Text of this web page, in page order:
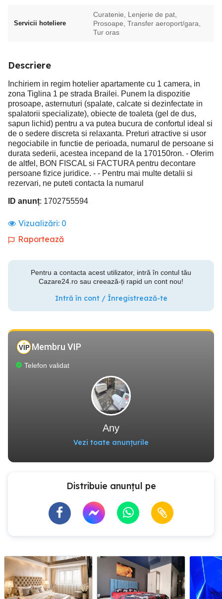
Servicii hoteliere
Curatenie, Lenjerie de pat,
Prosoape, Transfer aeroport/gara,
Tur oras
Descriere
Inchiriem in regim hotelier apartamente cu 1 camera, in
zona Tiglina 1 pe strada Brailei. Punem la dispozitie
prosoape, asternuturi (spalate, calcate si dezinfectate in
spalatorii specializate), obiecte de toaleta (gel de dus,
sapun lichid) pentru a va putea bucura de confortul ideal si
de o sedere discreta si relaxanta. Preturi atractive si usor
negociabile in functie de perioada, numarul de persoane si
durata sederii, acestea incepand de la 170150ron. - Oferim
de altfel, BON FISCAL si FACTURA pentru decontare
persoane fizice juridice. - - Pentru mai multe detalii si
rezervari, ne puteti contacta la numarul
ID anunț: 1702755594
Vizualizări: 0
Raportează
Pentru a contacta acest utilizator, intră în contul tău
Cazare24.ro sau creează-ți rapid un cont nou!
Intră în cont / Înregistrează-te
Membru VIP
Telefon validat
Any
Vezi toate anunțurile
Distribuie anunțul pe